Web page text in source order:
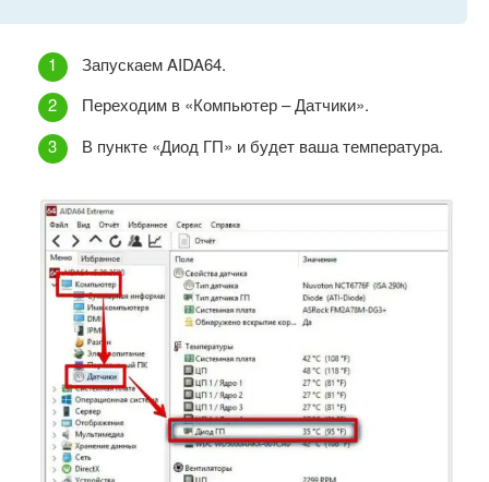
Запускаем AIDA64.
Переходим в «Компьютер – Датчики».
В пункте «Диод ГП» и будет ваша температура.